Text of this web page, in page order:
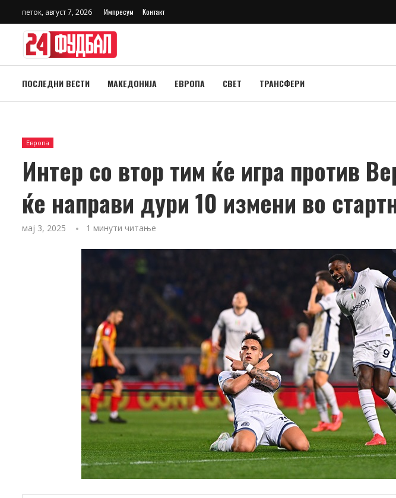
петок, август 7, 2026 Импресум Контакт
ПОСЛЕДНИ ВЕСТИ МАКЕДОНИЈА ЕВРОПА СВЕТ ТРАНСФЕРИ
Европа
Интер со втор тим ќе игра против
ќе направи дури 10 измени во
мај 3, 2025 1 минути читање